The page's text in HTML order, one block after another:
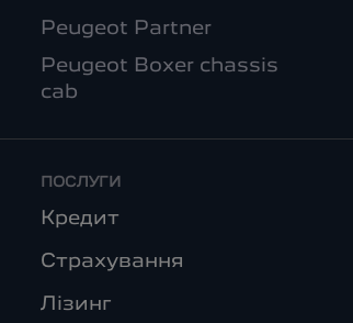
Peugeot Partner
Peugeot Boxer chassis
cab
ПОСЛУГИ
Кредит
Страхування
Лізинг